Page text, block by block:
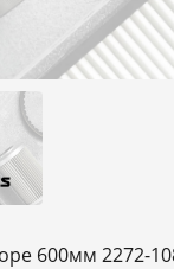
600мм 2272-